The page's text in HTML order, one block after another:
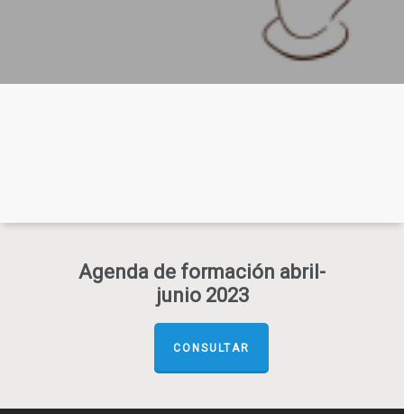
Agenda de formación abril-
junio 2023
CONSULTAR